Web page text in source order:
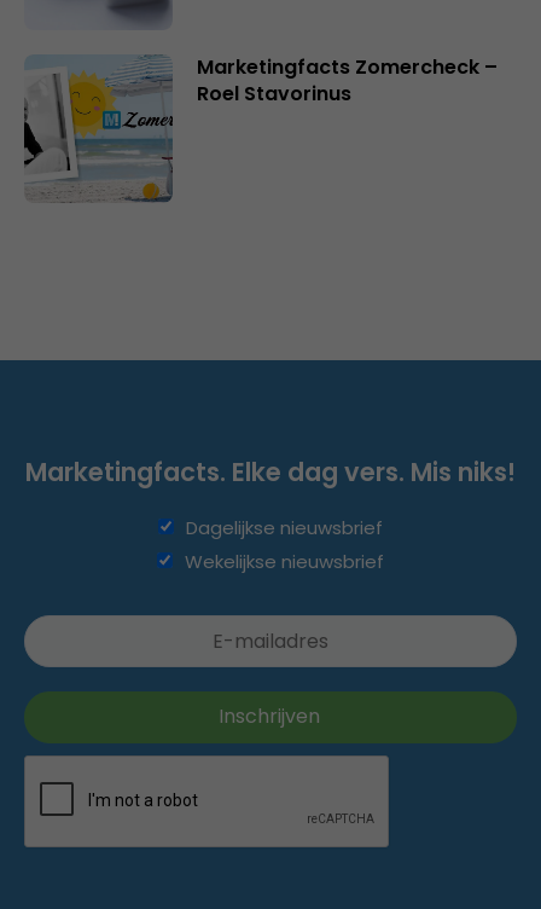
Marketingfacts Zomercheck –
Roel Stavorinus
Marketingfacts. Elke dag vers. Mis niks!
Dagelijkse nieuwsbrief
Wekelijkse nieuwsbrief